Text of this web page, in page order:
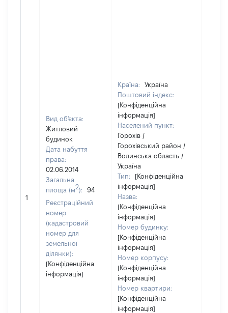
1
Вид об'єкта:
Житловий
будинок
Дата набуття
права:
02.06.2014
Загальна
площа (м2):
94
Реєстраційний
номер
(кадастровий
номер для
земельної
ділянки):
[Конфіденційна
інформація]
Країна:
Україна
Поштовий індекс:
[Конфіденційна
інформація]
Населений пункт:
Горохів /
Горохівський район /
Волинська область /
Україна
Тип:
[Конфіденційна
інформація]
Назва:
[Конфіденційна
інформація]
Номер будинку:
[Конфіденційна
інформація]
Номер корпусу:
[Конфіденційна
інформація]
Номер квартири:
[Конфіденційна
інформація]